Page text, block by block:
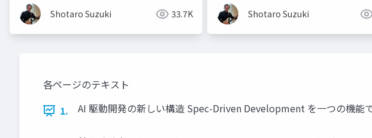
Shotaro Suzuki 33.7K Shotaro Suzuki
各ページのテキスト
1.
AI 駆動開発の新しい構造 Spec-Driven Development を⼀つの機